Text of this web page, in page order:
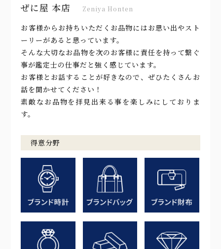
ぜに屋 本店 Zeniya Honten
お客様からお持ちいただくお品物にはお思い出やスト
ーリーがあると思っています。
そんな大切なお品物を次のお客様に責任を持って繋ぐ
事が鑑定士の仕事だと強く感じています。
お客様とお話することが好きなので、ぜひたくさんお
話を聞かせてください！
素敵なお品物を拝見出来る事を楽しみにしておりま
す。
得意分野